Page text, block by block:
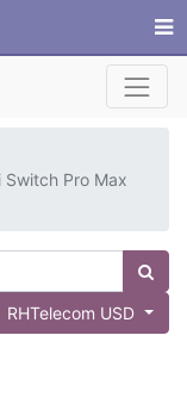
Switch Pro Max
RHTelecom USD